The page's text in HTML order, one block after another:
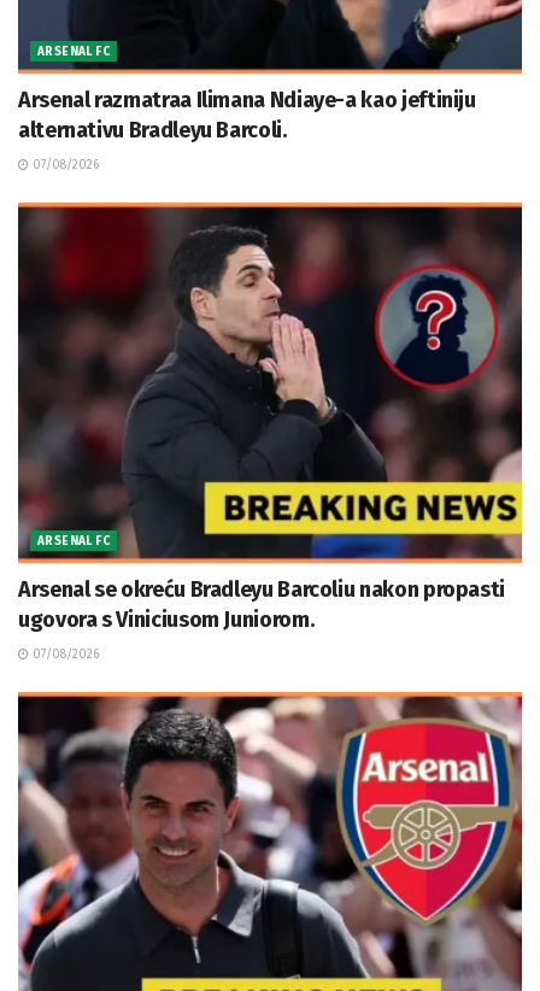
ARSENAL FC
Arsenal razmatraa Ilimana Ndiaye-a kao jeftiniju
alternativu Bradleyu Barcoli.
07/08/2026
ARSENAL FC
Arsenal se okreću Bradleyu Barcoliu nakon propasti
ugovora s Viniciusom Juniorom.
07/08/2026